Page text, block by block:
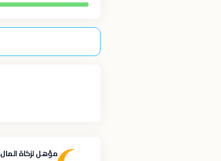
مؤهل لزكاة المال